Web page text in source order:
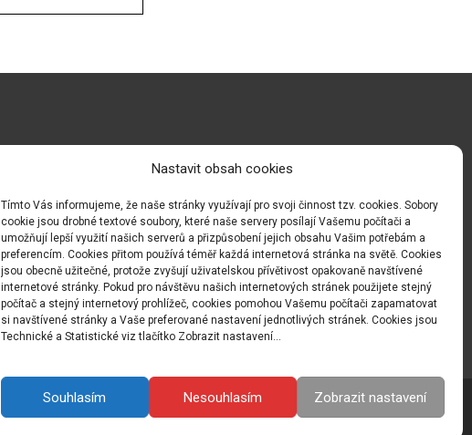
Nastavit obsah cookies
Tímto Vás informujeme, že naše stránky využívají pro svoji činnost tzv. cookies. Sobory
cookie jsou drobné textové soubory, které naše servery posílají Vašemu počítači a
umožňují lepší využití našich serverů a přizpůsobení jejich obsahu Vašim potřebám a
preferencím. Cookies přitom používá téměř každá internetová stránka na světě. Cookies
jsou obecně užitečné, protože zvyšují uživatelskou přívětivost opakovaně navštívené
internetové stránky. Pokud pro návštěvu našich internetových stránek použijete stejný
počítač a stejný internetový prohlížeč, cookies pomohou Vašemu počítači zapamatovat
si navštívené stránky a Vaše preferované nastavení jednotlivých stránek. Cookies jsou
Technické a Statistické viz tlačítko Zobrazit nastavení...
Souhlasím Nesouhlasím Zobrazit nastavení
Powered by WordPress , Designed and Developed by